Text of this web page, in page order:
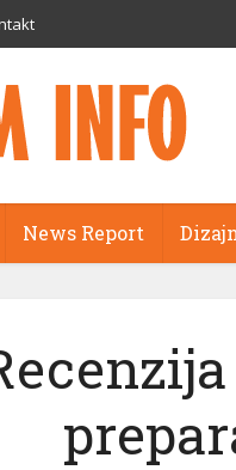
News Report